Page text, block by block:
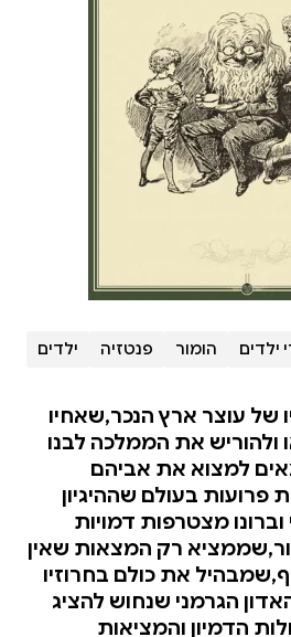
ילדים הומור פנטזיה ילדים
של עוצר ארץ הנכר,שאחיו
ולהוריש את הממלכה לבנו
למצוא את אביהם
פרועות בעולם שההיגיון
מצטרפות דמויות
רק המצאות שאין
את כולם בחרוזיו
הגרמני שנחוש להציג
הדמיון והמציאות